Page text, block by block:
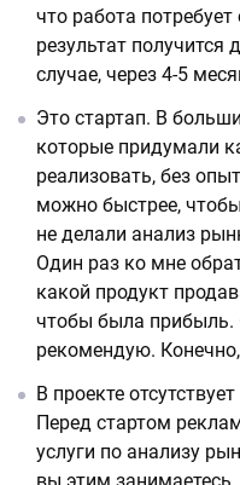
что работа
результат получится
случае, через 4-5
Это стартап. В
которые придумали
реализовать, без
можно быстрее,
не делали анализ
Один раз ко мне
какой продукт
чтобы была прибыль.
рекомендую.
В проекте
Перед стартом
услуги по анализу